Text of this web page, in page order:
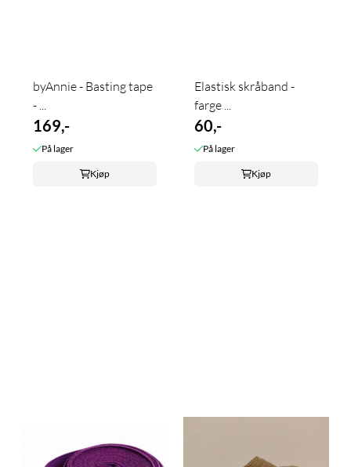
byAnnie - Basting tape
- ...
169,-
På lager
Kjøp
Elastisk skråband -
farge ...
60,-
På lager
Kjøp